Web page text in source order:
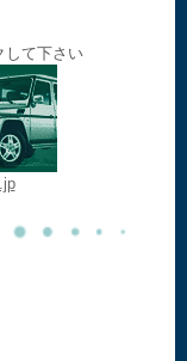
して下さい